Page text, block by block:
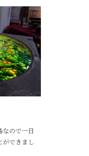
なので一日
ができまし